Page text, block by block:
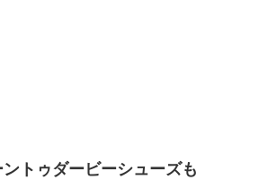
トゥダービーシューズも